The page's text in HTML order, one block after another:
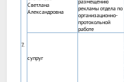
7.
Светлана
Александровна
рекламы отдела по
организационно-
протокольной
работе
супруг